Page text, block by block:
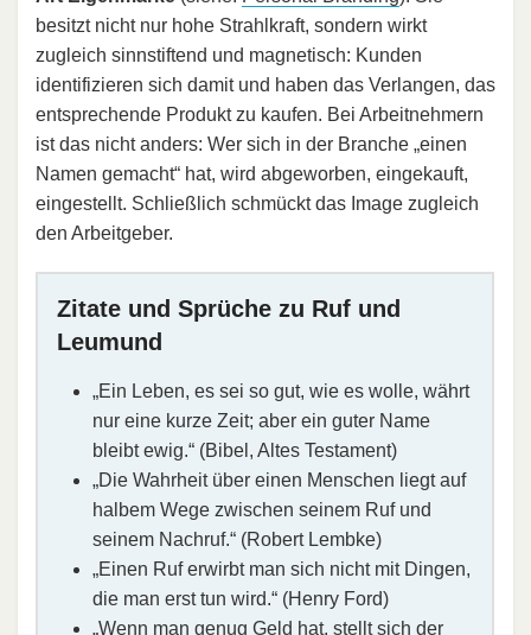
besitzt nicht nur hohe Strahlkraft, sondern wirkt
zugleich sinnstiftend und magnetisch: Kunden
identifizieren sich damit und haben das Verlangen, das
entsprechende Produkt zu kaufen. Bei Arbeitnehmern
ist das nicht anders: Wer sich in der Branche „einen
Namen gemacht“ hat, wird abgeworben, eingekauft,
eingestellt. Schließlich schmückt das Image zugleich
den Arbeitgeber.
Zitate und Sprüche zu Ruf und
Leumund
„Ein Leben, es sei so gut, wie es wolle, währt
nur eine kurze Zeit; aber ein guter Name
bleibt ewig.“ (Bibel, Altes Testament)
„Die Wahrheit über einen Menschen liegt auf
halbem Wege zwischen seinem Ruf und
seinem Nachruf.“ (Robert Lembke)
„Einen Ruf erwirbt man sich nicht mit Dingen,
die man erst tun wird.“ (Henry Ford)
„Wenn man genug Geld hat, stellt sich der